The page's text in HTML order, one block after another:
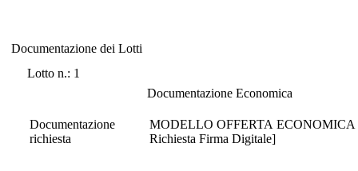
Documentazione dei Lotti
Lotto n.: 1
Documentazione Economica
Documentazione
richiesta
MODELLO OFFERTA ECONOMICA
Richiesta Firma Digitale]